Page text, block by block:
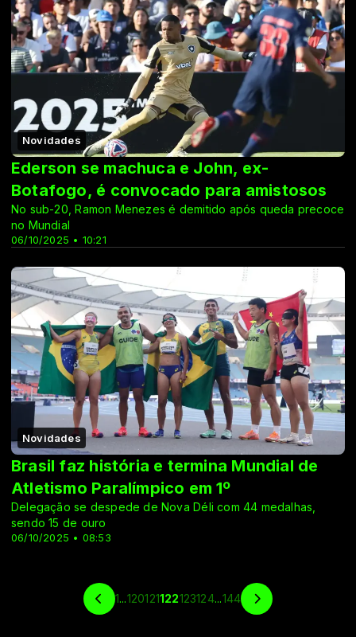
Novidades
06/10/2025 • 10:21
Ederson se machuca e John, ex-
Botafogo, é convocado para amistosos
No sub-20, Ramon Menezes é demitido após queda precoce
no Mundial
Novidades
06/10/2025 • 08:53
Brasil faz história e termina Mundial de
Atletismo Paralímpico em 1º
Delegação se despede de Nova Déli com 44 medalhas,
sendo 15 de ouro
1...120121122123124...144